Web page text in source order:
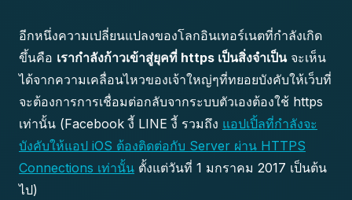
อีกหนึ่งความเปลี่ยนแปลงของโลกอินเทอร์เนตที่กำลังเกิด
ขึ้นคือ เรากำลังก้าวเข้าสู่ยุคที่ https เป็นสิ่งจำเป็นจะเห็น
ได้จากความเคลื่อนไหวของเจ้าใหญ่ๆที่ทยอยบังคับให้เว็บที่
จะต้องการการเชื่อมต่อกลับจากระบบตัวเองต้องใช้ https
เท่านั้น (Facebook งี้ LINE งี้ รวมถึง แอปเปิ้ลที่กำลังจะ
บังคับให้แอป iOS ต้องติดต่อกับ Server ผ่าน HTTPS
Connections เท่านั้น ตั้งแต่วันที่ 1 มกราคม 2017 เป็นต้น
ไป)